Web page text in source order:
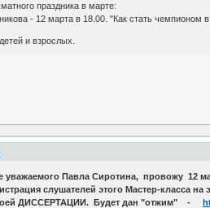
праздника в марте:
- 12 марта в 18.00. "Как стать
и взрослых.
уважаемого Павла Сиротина, провожу 12
слушателей этого Мастер-класса
моей ДИССЕРТАЦИИ. Будет дан "отжим" -